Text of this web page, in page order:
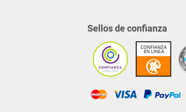
Sellos de confianza